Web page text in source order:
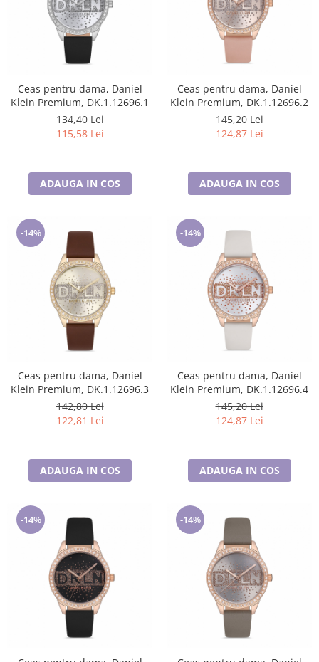
Ceas pentru dama, Daniel
Klein Premium, DK.1.12696.1
134,40 Lei
115,58 Lei
ADAUGA IN COS
Ceas pentru dama, Daniel
Klein Premium, DK.1.12696.2
145,20 Lei
124,87 Lei
ADAUGA IN COS
-14%
Ceas pentru dama, Daniel
Klein Premium, DK.1.12696.3
142,80 Lei
122,81 Lei
ADAUGA IN COS
-14%
Ceas pentru dama, Daniel
Klein Premium, DK.1.12696.4
145,20 Lei
124,87 Lei
ADAUGA IN COS
-14% -14%